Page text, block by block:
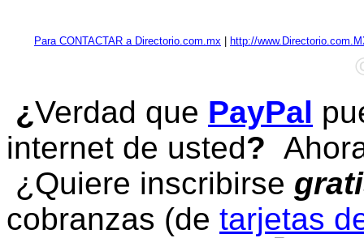
Para CONTACTAR a Directorio.com.mx http://
¿Verdad que PayPal
internet de usted?
¿Quiere inscribirse
cobranzas (de tarjetas